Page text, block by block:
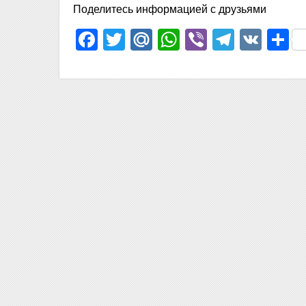
Поделитесь информацией с друзьями
Facebook
TwitterMail.Ru
WhatsApp
Viber VK